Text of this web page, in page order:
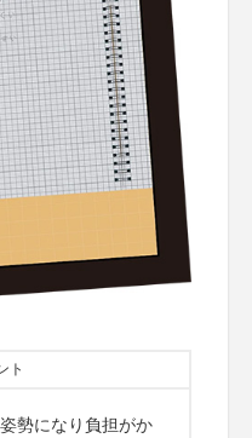
ト
勢になり負担がか